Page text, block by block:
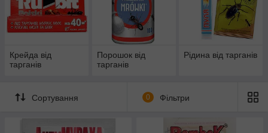
Крейда від
тарганів
Порошок від
тарганів
Рідина від тарганів
Сортування 0 Фільтри